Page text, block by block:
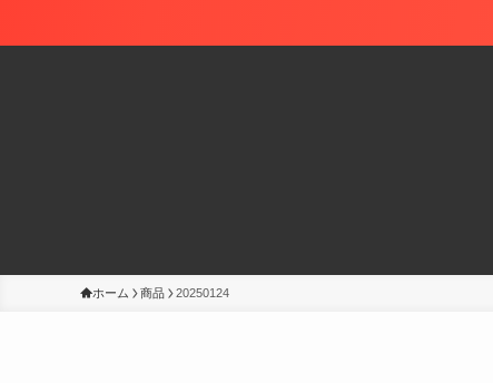
ホーム 商品 20250124